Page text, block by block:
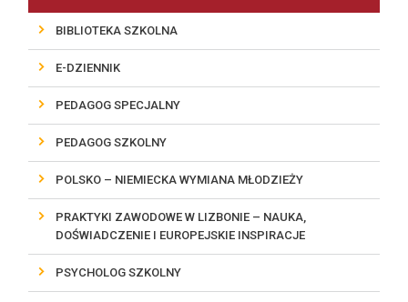
BIBLIOTEKA SZKOLNA
E-DZIENNIK
PEDAGOG SPECJALNY
PEDAGOG SZKOLNY
POLSKO – NIEMIECKA WYMIANA MŁODZIEŻY
PRAKTYKI ZAWODOWE W LIZBONIE – NAUKA,
DOŚWIADCZENIE I EUROPEJSKIE INSPIRACJE
PSYCHOLOG SZKOLNY